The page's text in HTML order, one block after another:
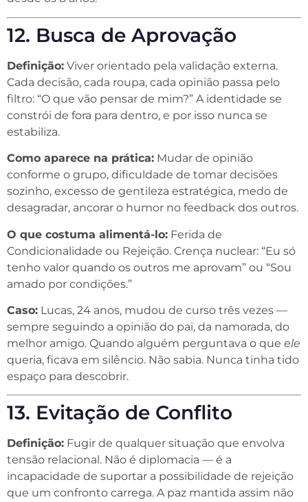
12. Busca de Aprovação
Definição: Viver orientado pela validação externa.
Cada decisão, cada roupa, cada opinião passa pelo
filtro: “O que vão pensar de mim?” A identidade se
constrói de fora para dentro, e por isso nunca se
estabiliza.
Como aparece na prática: Mudar de opinião
conforme o grupo, dificuldade de tomar decisões
sozinho, excesso de gentileza estratégica, medo de
desagradar, ancorar o humor no feedback dos outros.
O que costuma alimentá-lo: Ferida de
Condicionalidade ou Rejeição. Crença nuclear: “Eu só
tenho valor quando os outros me aprovam” ou “Sou
amado por condições.”
Caso: Lucas, 24 anos, mudou de curso três vezes —
sempre seguindo a opinião do pai, da namorada, do
melhor amigo. Quando alguém perguntava o que ele
queria, ficava em silêncio. Não sabia. Nunca tinha tido
espaço para descobrir.
13. Evitação de Conflito
Definição: Fugir de qualquer situação que envolva
tensão relacional. Não é diplomacia — é a
incapacidade de suportar a possibilidade de rejeição
que um confronto carrega. A paz mantida assim não